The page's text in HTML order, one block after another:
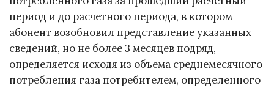
период и до расчетного периода, в котором
абонент возобновил представление указанных
сведений, но не более 3 месяцев подряд,
определяется исходя из объема среднемесячного
потребления газа потребителем, определенного